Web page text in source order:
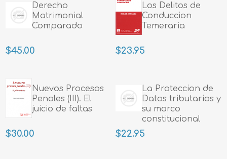
Derecho
Matrimonial
Comparado
$45.00
Los Delitos de
Conduccion
Temeraria
$23.95
Nuevos Procesos
Penales (III). El
juicio de faltas
$30.00
La Proteccion de
Datos tributarios y
su marco
constitucional
$22.95